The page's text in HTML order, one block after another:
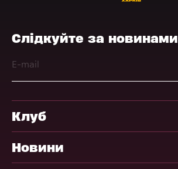
Слідкуйте за новинами
Клуб
Новини